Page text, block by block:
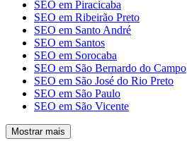
SEO em Piracicaba
SEO em Ribeirão Preto
SEO em Santo André
SEO em Santos
SEO em Sorocaba
SEO em São Bernardo do Campo
SEO em São José do Rio Preto
SEO em São Paulo
SEO em São Vicente
Mostrar mais